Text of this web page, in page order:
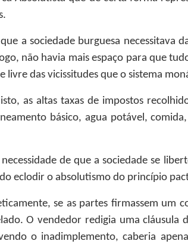
a sociedade burguesa
não havia mais espaço para que
livre das vicissitudes que o sistema
as altas taxas de impostos
básico, agua potável,
de que a sociedade se
eclodir o absolutismo do princípio
se as partes firmassem
O vendedor redigia uma
o inadimplemento, caberia